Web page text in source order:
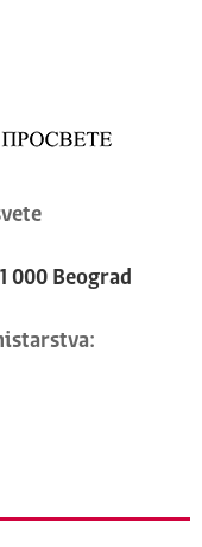
000 Beograd